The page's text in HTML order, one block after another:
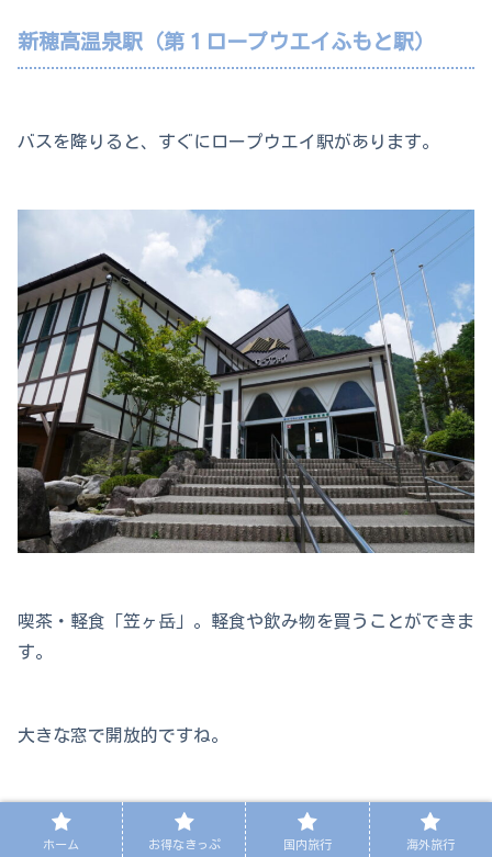
新穂高温泉駅（第１ロープウエイふもと駅）
バスを降りると、すぐにロープウエイ駅があります。
喫茶・軽食「笠ヶ岳」。軽食や飲み物を買うことができま
す。
大きな窓で開放的ですね。
ホーム お得なきっぷ 国内旅行 海外旅行